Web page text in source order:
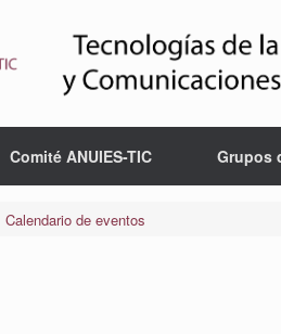
Comité ANUIES-TIC Grupos
Calendario de eventos